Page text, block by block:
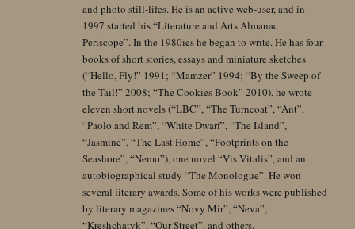
and photo still-lifes. He is an active web-user, and in
1997 started his “Literature and Arts Almanac
Periscope”. In the 1980ies he began to write. He has four
books of short stories, essays and miniature sketches
(“Hello, Fly!” 1991; “Mamzer” 1994; “By the Sweep of
the Tail!” 2008; “The Cookies Book” 2010), he wrote
eleven short novels (“LBC”, “The Turncoat”, “Ant”,
“Paolo and Rem”, “White Dwarf”, “The Island”,
“Jasmine”, “The Last Home”, “Footprints on the
Seashore”, “Nemo”), one novel “Vis Vitalis”, and an
autobiographical study “The Monologue”. He won
several literary awards. Some of his works were published
by literary magazines “Novy Mir”, “Neva”,
“Kreshchatyk”, “Our Street”, and others.